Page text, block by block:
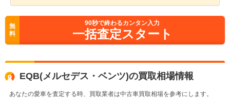
無
料
90秒で終わるカンタン入力
一括査定スタート
EQB(メルセデス・ベンツ)の買取相場情報
あなたの愛車を査定する時、買取業者は中古車買取相場を参考にします。